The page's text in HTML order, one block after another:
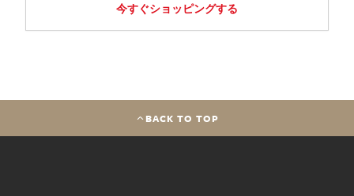
今すぐショッピングする
BACK TO TOP